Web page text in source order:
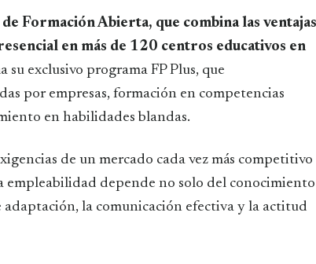
Formación Abierta, que combina las ventajas
en más de 120 centros educativos en
su exclusivo programa FP Plus, que
por empresas, formación en competencias
en habilidades blandas.
de un mercado cada vez más competitivo
depende no solo del conocimiento
la comunicación efectiva y la actitud